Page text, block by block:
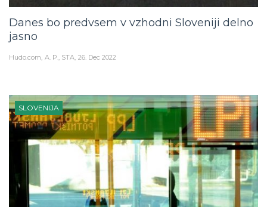
Danes bo predvsem v vzhodni Sloveniji delno
jasno
Hudo.com A. P., STA 26. Dec 2022
SLOVENIJA